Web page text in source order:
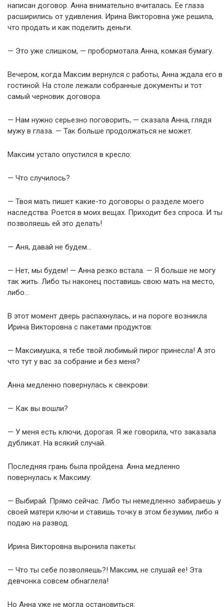
написан договор. Анна внимательно вчиталась. Ее глаза
расширились от удивления. Ирина Викторовна уже решила,
что продать и как поделить деньги.
— Это уже слишком, — пробормотала Анна, комкая бумагу.
Вечером, когда Максим вернулся с работы, Анна ждала его в
гостиной. На столе лежали собранные документы и тот
самый черновик договора.
— Нам нужно серьезно поговорить, — сказала Анна, глядя
мужу в глаза. — Так больше продолжаться не может.
Максим устало опустился в кресло:
— Что случилось?
— Твоя мать пишет какие-то договоры о разделе моего
наследства. Роется в моих вещах. Приходит без спроса. И ты
позволяешь ей это делать!
— Аня, давай не будем…
— Нет, мы будем! — Анна резко встала. — Я больше не могу
так жить. Либо ты наконец поставишь свою мать на место,
либо…
В этот момент дверь распахнулась, и на пороге возникла
Ирина Викторовна с пакетами продуктов:
— Максимушка, я тебе твой любимый пирог принесла! А это
что тут у вас за собрание и без меня?
Анна медленно повернулась к свекрови:
— Как вы вошли?
— У меня есть ключи, дорогая. Я же говорила, что заказала
дубликат. На всякий случай.
Последняя грань была пройдена. Анна медленно
повернулась к Максиму:
— Выбирай. Прямо сейчас. Либо ты немедленно забираешь у
своей матери ключи и ставишь точку в этом безумии, либо я
подаю на развод.
Ирина Викторовна выронила пакеты:
— Что ты себе позволяешь?! Максим, не слушай ее! Эта
девчонка совсем обнаглела!
Но Анна уже не могла остановиться: